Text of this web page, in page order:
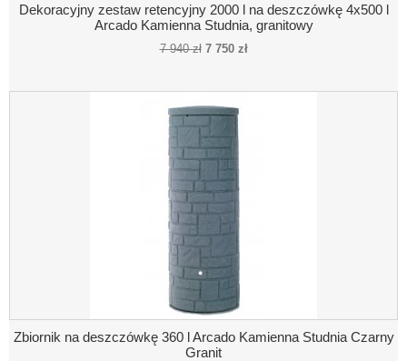
Dekoracyjny zestaw retencyjny 2000 l na deszczówkę 4x500 l
Arcado Kamienna Studnia, granitowy
7 940 zł 7 750 zł
Zbiornik na deszczówkę 360 l Arcado Kamienna Studnia Czarny
Granit